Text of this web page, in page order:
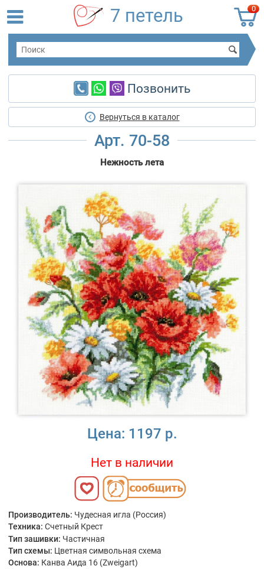
0
7 петель
Позвонить
Вернуться в каталог
Арт. 70-58
Нежность лета
Цена: 1197 р.
Нет в наличии
Производитель: Чудесная игла (Россия)
Техника: Счетный Крест
Тип зашивки: Частичная
Тип схемы: Цветная символьная схема
Основа: Канва Аида 16 (Zweigart)